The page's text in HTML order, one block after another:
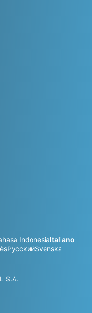
IndonesiaItaliano
РусскийSvenska
S.A.